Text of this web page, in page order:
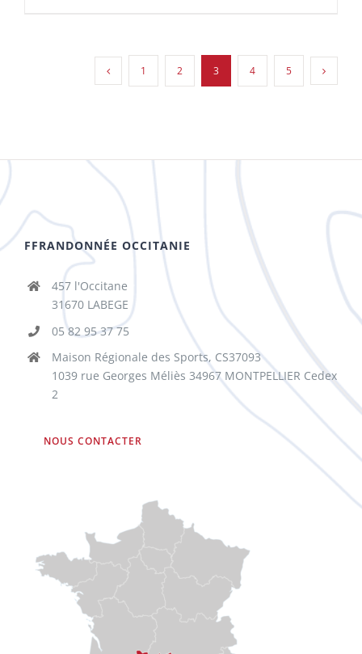
1 2 3 4 5
FFRANDONNÉE OCCITANIE
457 l'Occitane
31670 LABEGE
05 82 95 37 75
Maison Régionale des Sports, CS37093
1039 rue Georges Méliès 34967 MONTPELLIER Cedex
2
NOUS CONTACTER